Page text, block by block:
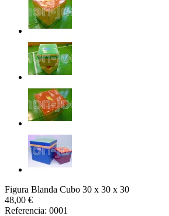
Figura Blanda Cubo 30 x 30 x 30
48,00 €
Referencia: 0001